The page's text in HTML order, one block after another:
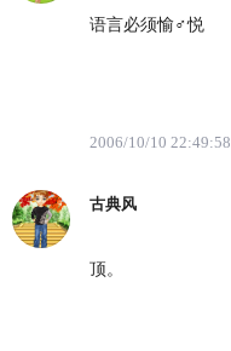
语言必须愉♂悦
2006/10/10 22:49:58
古典风
顶。